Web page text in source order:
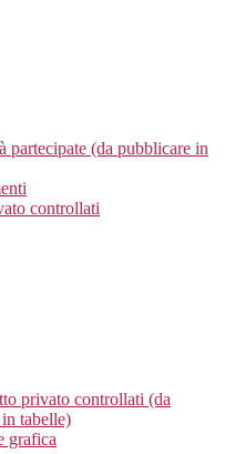
partecipate (da pubblicare in
controllati
privato controllati (da
tabelle)
grafica